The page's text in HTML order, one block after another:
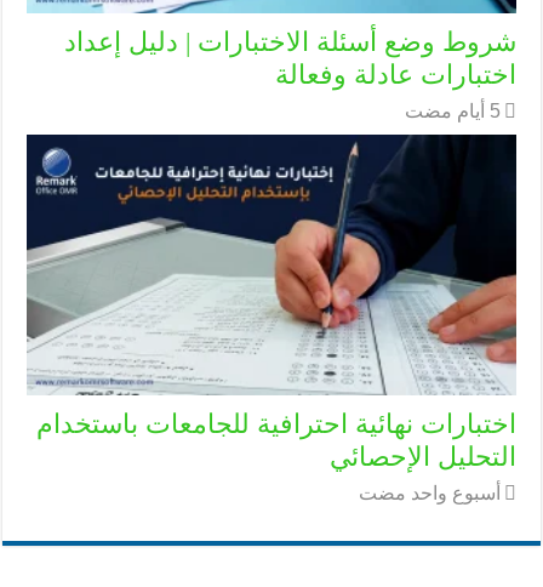
شروط وضع أسئلة الاختبارات | دليل إعداد
اختبارات عادلة وفعالة
اختبارات نهائية احترافية للجامعات باستخدام
التحليل الإحصائي
‏أسبوع واحد مضت